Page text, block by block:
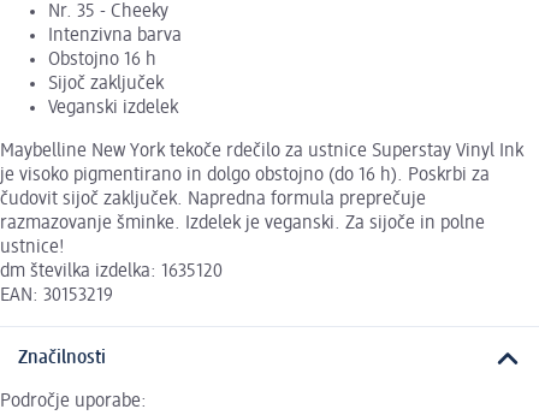
Nr. 35 - Cheeky
Intenzivna barva
Obstojno 16 h
Sijoč zaključek
Veganski izdelek
Maybelline New York tekoče rdečilo za ustnice Superstay Vinyl Ink
je visoko pigmentirano in dolgo obstojno (do 16 h). Poskrbi za
čudovit sijoč zaključek. Napredna formula preprečuje
razmazovanje šminke. Izdelek je veganski. Za sijoče in polne
ustnice!
dm številka izdelka: 1635120
EAN: 30153219
Značilnosti
Področje uporabe: